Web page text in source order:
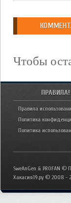
Чтобы
Правила
Политика
Политика
SweAnGen & PROFAN
Хакасия19.ру © 2008 -